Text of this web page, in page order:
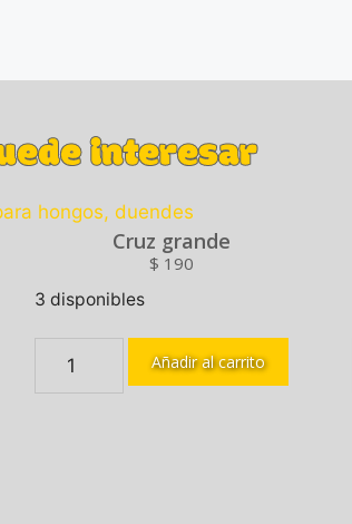
interesar
Cruz grande
$ 190
3 disponibles
Añadir al carrito